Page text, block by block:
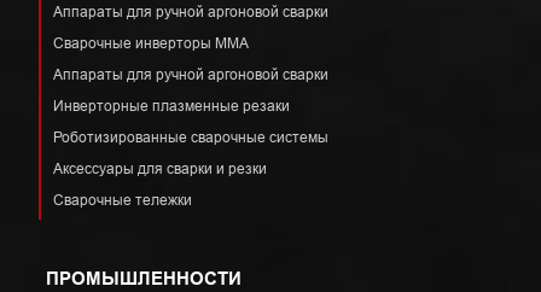
Аппараты для ручной аргоновой сварки
Сварочные инверторы ММА
Аппараты для ручной аргоновой сварки
Инверторные плазменные резаки
Роботизированные сварочные системы
Аксессуары для сварки и резки
Сварочные тележки
ПРОМЫШЛЕННОСТИ